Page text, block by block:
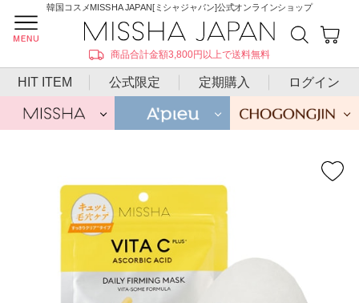
韓国コスメMISSHA JAPAN[ミシャジャパン]公式オンラインショップ
商品合計金額3,800円以上で送料無料
HIT ITEM 公式限定 定期購入 ログイン